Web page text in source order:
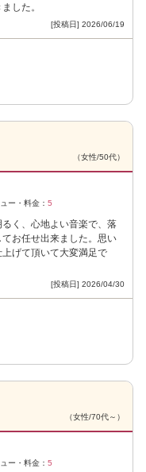
した。
[投稿日] 2026/06/19
（女性/50代）
ー・料金： 5
く、心地よい音楽で、落
お任せ出来ました。思い
げて頂いて大変満足で
[投稿日] 2026/04/30
（女性/70代～）
ー・料金： 5